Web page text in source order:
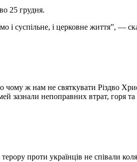
25 грудня.
суспільне, і церковне життя”, —
чому ж нам не святкувати Різдво
зазнали непоправних втрат, горя
проти українців не співали